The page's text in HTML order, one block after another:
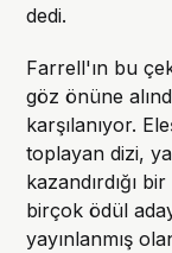
dedi.
Farrell'ın bu
göz önüne
karşılanıyor.
toplayan dizi,
kazandırdığı
birçok ödül
yayınlanmış